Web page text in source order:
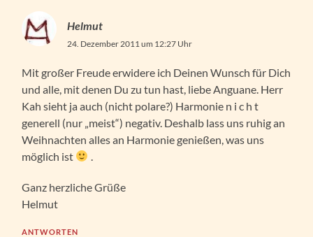
Helmut
24. Dezember 2011 um 12:27 Uhr
Mit großer Freude erwidere ich Deinen Wunsch für Dich
und alle, mit denen Du zu tun hast, liebe Anguane. Herr
Kah sieht ja auch (nicht polare?) Harmonie n i c h t
generell (nur „meist“) negativ. Deshalb lass uns ruhig an
Weihnachten alles an Harmonie genießen, was uns
möglich ist
Ganz herzliche Grüße
Helmut
ANTWORTEN